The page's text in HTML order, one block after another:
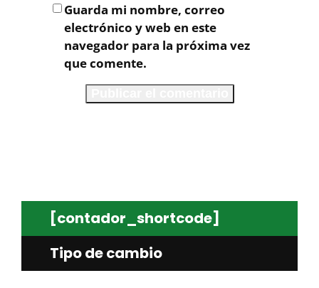
Guarda mi nombre, correo
electrónico y web en este
navegador para la próxima vez
que comente.
[contador_shortcode]
Tipo de cambio